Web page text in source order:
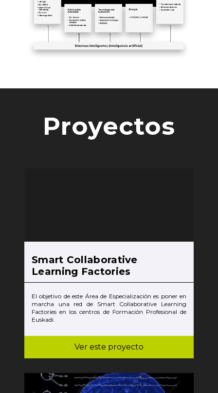
Proyectos
Smart Collaborative
Learning Factories
El objetivo de este Área de Especialización es poner en
marcha una red de Smart Collaborative Learning
Factories en los centros de Formación Profesional de
Euskadi.
Ver este proyecto